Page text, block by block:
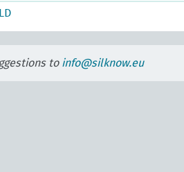
to info@silknow.eu